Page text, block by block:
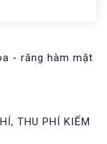
- răng hàm mặt
THU PHÍ KIẾM